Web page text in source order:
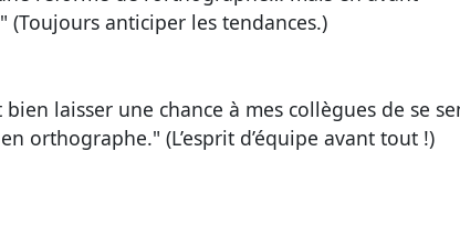
(Toujours anticiper les tendances.)
laisser une chance à mes collègues de se
orthographe." (L’esprit d’équipe avant tout !)